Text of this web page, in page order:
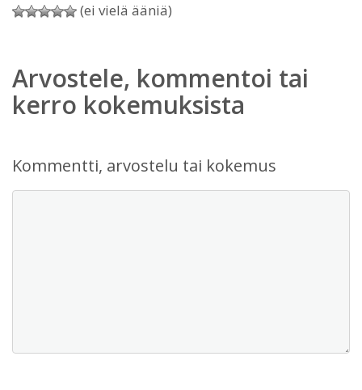
(ei vielä ääniä)
Arvostele, kommentoi tai
kerro kokemuksista
Kommentti, arvostelu tai kokemus